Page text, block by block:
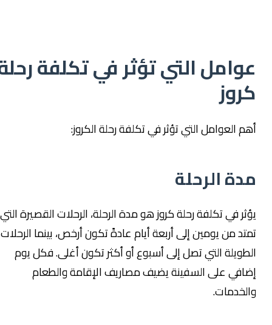
عوامل التي تؤثر في تكلفة رحلة
كروز
أهم العوامل التي تؤثر في تكلفة رحلة الكروز:
مدة الرحلة
يؤثر في تكلفة رحلة كروز هو مدة الرحلة، الرحلات القصيرة التي
تمتد من يومين إلى أربعة أيام عادةً تكون أرخص، بينما الرحلات
الطويلة التي تصل إلى أسبوع أو أكثر تكون أغلى. فكل يوم
إضافي على السفينة يضيف مصاريف الإقامة والطعام
والخدمات.